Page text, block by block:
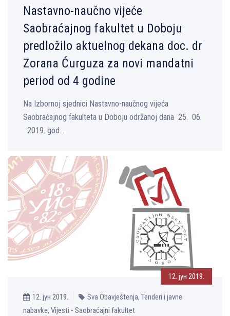
Nastavno-naučno vijeće
Saobraćajnog fakultet u Doboju
predložilo aktuelnog dekana doc. dr
Zorana Ćurguza za novi mandatni
period od 4 godine
Na Izbornoj sjednici Nastavno-naučnog vijeća
Saobraćajnog fakulteta u Doboju održanoj dana 25. 06.
2019. god...
12. јун 2019.
12. јун 2019.
Sva Obavještenja, Tenderi i javne
nabavke, Vijesti - Saobraćajni fakultet